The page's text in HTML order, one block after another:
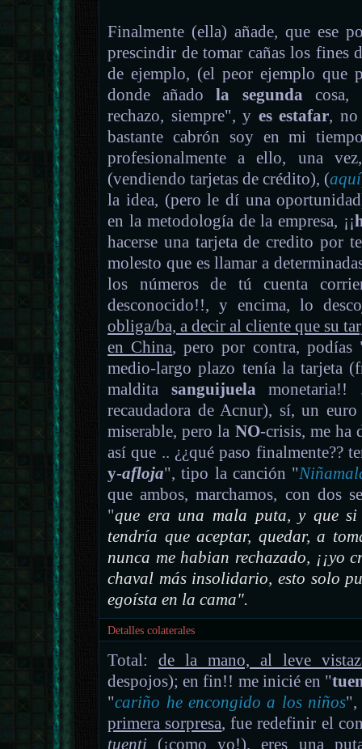
Finalmente (ella) añade, que ese
prescindir de tomar cañas los fines
de ejemplo, (el peor ejemplo que
donde añadola segunda cosa,
rechazo, siempre", y es estafar, no
bastante cabrón soy en mi
profesionalmente a ello, una
(vendiendo tarjetas de crédito), (aquí
la idea, (pero le dí una
en la metodología de la empresa, ¡¡
hacerse una tarjeta de credito por
molesto que es llamar a
los números de tú cuenta
desconocido!!, y encima, lo
obliga/ba, a decir al cliente que su
en China, pero por contra, podías
medio-largo plazo tenía la tarjeta
maldita sanguijuela
recaudadora de Acnur), sí, un
miserable, pero la NO-crisis, me ha
así que .. ¿¿qué paso finalmente??
y-afloja", tipo la canción "
que ambos, marchamos, con dos
"que era una mala puta, y que
tendría que aceptar, quedar, a
nunca me habian rechazado, ¡¡yo
chaval más insolidario, esto solo
egoísta en la cama".
Detalles colaterales
Total:de la mano, al leve
despojos); en fin!! me inicié en "
"cariño he encongido a los niños",
primera sorpresa, fue redefinir el
tuenti (¡como yo!), eres una